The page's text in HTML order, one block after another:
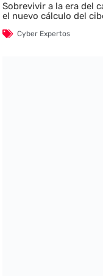
Sobrevivir a la era del
el nuevo cálculo del
Cyber Expertos